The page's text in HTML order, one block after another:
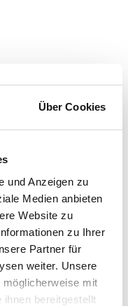
Über Cookies
und Anzeigen zu
Medien anbieten
Website zu
zu Ihrer
Partner für
weiter. Unsere
mit
bereitgestellt
Trocknungszeit darf
8°C nicht unter-
sollte während der
r.F. liegen.